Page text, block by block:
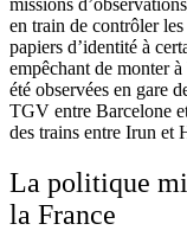
en train de contrôler
papiers d’identité à
empêchant de monter
été observées en gare
TGV entre Barcelone
des trains entre Irun et
La politique
la France